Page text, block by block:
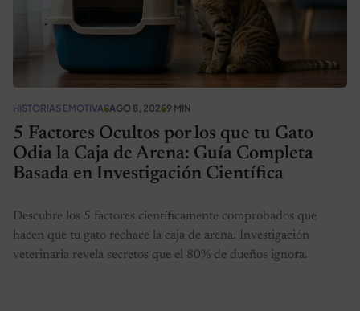
HISTORIAS EMOTIVASAGO 8, 20259 MIN
5 Factores Ocultos por los que tu Gato
Odia la Caja de Arena: Guía Completa
Basada en Investigación Científica
Descubre los 5 factores científicamente comprobados que
hacen que tu gato rechace la caja de arena. Investigación
veterinaria revela secretos que el 80% de dueños ignora.